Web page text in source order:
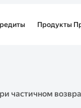
Продукты
частичном